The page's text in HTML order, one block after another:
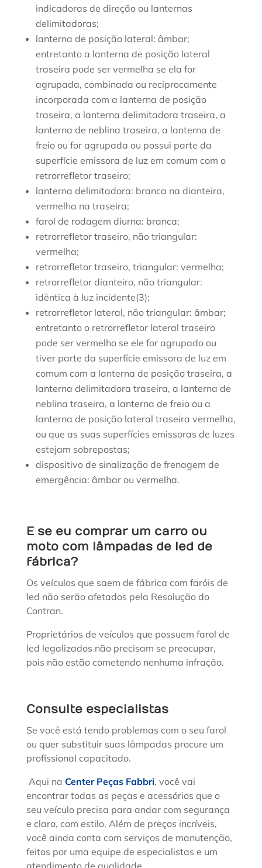
indicadoras de direção ou lanternas
delimitadoras;
lanterna de posição lateral: âmbar;
entretanto a lanterna de posição lateral
traseira pode ser vermelha se ela for
agrupada, combinada ou reciprocamente
incorporada com a lanterna de posição
traseira, a lanterna delimitadora traseira, a
lanterna de neblina traseira, a lanterna de
freio ou for agrupada ou possui parte da
superfície emissora de luz em comum com o
retrorrefletor traseiro;
lanterna delimitadora: branca na dianteira,
vermelha na traseira;
farol de rodagem diurna: branca;
retrorrefletor traseiro, não triangular:
vermelha;
retrorrefletor traseiro, triangular: vermelha;
retrorrefletor dianteiro, não triangular:
idêntica à luz incidente(3);
retrorrefletor lateral, não triangular: âmbar;
entretanto o retrorrefletor lateral traseiro
pode ser vermelho se ele for agrupado ou
tiver parte da superfície emissora de luz em
comum com a lanterna de posição traseira, a
lanterna delimitadora traseira, a lanterna de
neblina traseira, a lanterna de freio ou a
lanterna de posição lateral traseira vermelha,
ou que as suas superfícies emissoras de luzes
estejam sobrepostas;
dispositivo de sinalização de frenagem de
emergência: âmbar ou vermelha.
E se eu comprar um carro ou
moto com lâmpadas de led de
fábrica?
Os veículos que saem de fábrica com faróis de
led não serão afetados pela Resolução do
Contran.
Proprietários de veículos que possuem farol de
led legalizados não precisam se preocupar,
pois não estão cometendo nenhuma infração.
Consulte especialistas
Se você está tendo problemas com o seu farol
ou quer substituir suas lâmpadas procure um
profissional capacitado.
Aqui na Center Peças Fabbri, você vai
encontrar todas as peças e acessórios que o
seu veículo precisa para andar com segurança
e claro, com estilo. Além de preços incríveis,
você ainda conta com serviços de manutenção,
feitos por uma equipe de especialistas e um
atendimento de qualidade.